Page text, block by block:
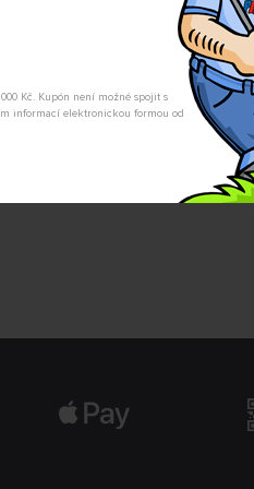
Kč. Kupón není možné spojit s
informací elektronickou formou od
POSLAT DOTAZ